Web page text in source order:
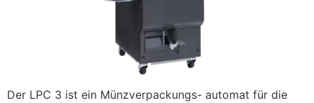
Der LPC 3 ist ein Münzverpackungs- automat für die